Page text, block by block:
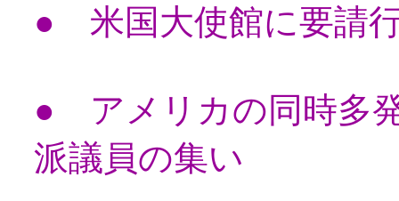
● 米国大使館に要請
● アメリカの同時多
派議員の集い